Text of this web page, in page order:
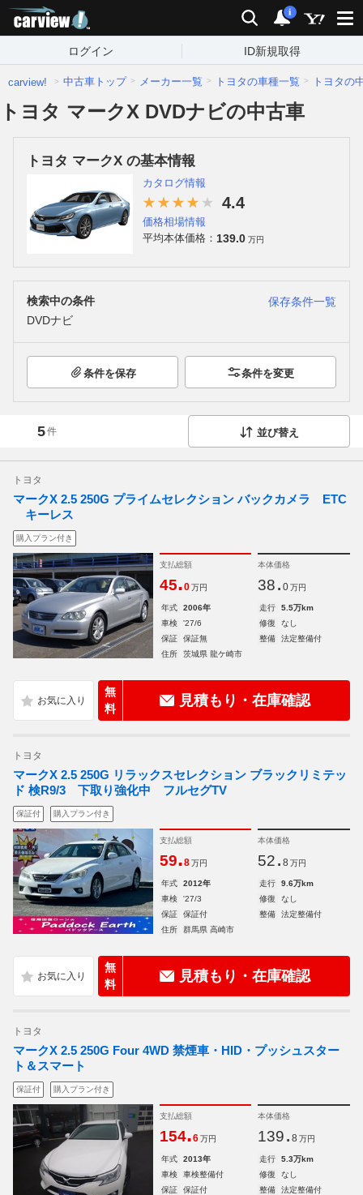
検索 通知
i
ログイン ID新規取得
carview! 中古車トップ メーカー一覧 トヨタの車種一覧 トヨタの
トヨタ マークX DVDナビの中古車
トヨタ マークX の基本情報
カタログ情報
4.4
価格相場情報
平均本体価格： 139.0 万円
検索中の条件
保存条件一覧
DVDナビ
条件を保存 条件を変更
5件 並び替え
トヨタ
マークX 2.5 250G プライムセレクション バックカメラ ETC
キーレス
購入プラン付き
支払総額
45.0 万円
本体価格
38. 0 万円
年式 2006年 走行
5.5万km
車検
'27/6 修復
なし
保証
保証無 整備
法定整備付
住所
茨城県 龍ケ崎市
無
料
見積もり・在庫確認
トヨタ
マークX 2.5 250G リラックスセレクション ブラックリミテッ
ド 検R9/3 下取り強化中 フルセグTV
保証付 購入プラン付き
支払総額
59.8 万円
本体価格
52. 8 万円
年式 2012年 走行
9.6万km
車検
'27/3 修復
なし
保証
保証付 整備
法定整備付
住所
群馬県 高崎市
無
料
見積もり・在庫確認
トヨタ
マークX 2.5 250G Four 4WD 禁煙車・HID・プッシュスター
ト＆スマート
保証付 購入プラン付き
支払総額
154.6 万円
本体価格
139. 8 万円
年式 2013年 走行
5.3万km
車検
車検整備付 修復
なし
保証
保証付 整備
法定整備付